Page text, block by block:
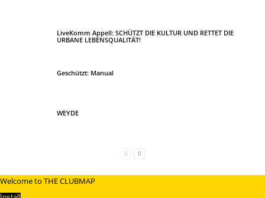
LiveKomm Appell: SCHÜTZT DIE KULTUR UND RETTET DIE
URBANE LEBENSQUALITÄT!
Geschützt: Manual
WEYDE
Welcome to THE CLUBMAP